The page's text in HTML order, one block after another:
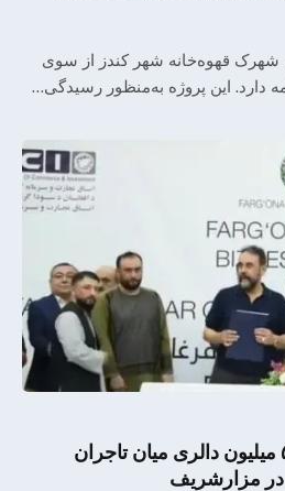
شهرک قهوه‌خانه شهر کندز از سوی
دارد. این پروژه به‌منظور رسیدگی…
امضای ۲۵ تفاهم‌نامه ۵۰ میلیون دالری میان تاجران
در مزارشریف